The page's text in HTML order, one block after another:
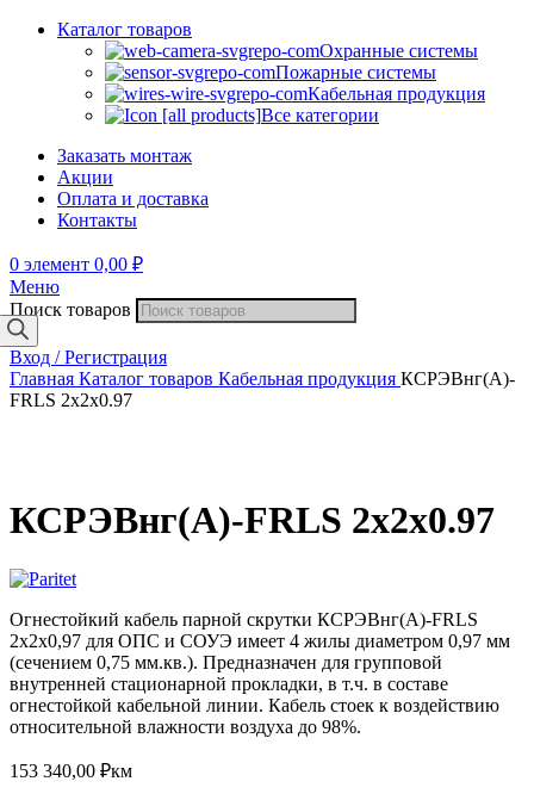
Каталог товаров
Охранные системы
Пожарные системы
Кабельная продукция
Все категории
Заказать монтаж
Акции
Оплата и доставка
Контакты
0 элемент 0,00 ₽
Меню
Поиск товаров
Вход / Регистрация
Главная Каталог товаров Кабельная продукция КСРЭВнг(А)-
FRLS 2х2х0.97
КСРЭВнг(А)-FRLS 2х2х0.97
Огнестойкий кабель парной скрутки КСРЭВнг(А)-FRLS
2х2х0,97 для ОПС и СОУЭ имеет 4 жилы диаметром 0,97 мм
(сечением 0,75 мм.кв.). Предназначен для групповой
внутренней стационарной прокладки, в т.ч. в составе
огнестойкой кабельной линии. Кабель стоек к воздействию
относительной влажности воздуха до 98%.
153 340,00 ₽км